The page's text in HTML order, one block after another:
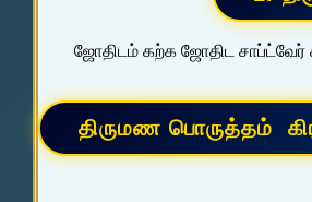
ஜோதிடம் கற்க ஜோதிட சாப்ட்வேர்